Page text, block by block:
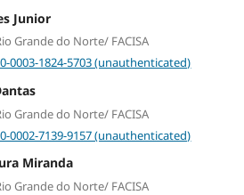
Junior
Grande do Norte/ FACISA
0003-1824-5703 (unauthenticated)
Grande do Norte/ FACISA
0002-7139-9157 (unauthenticated)
Miranda
Grande do Norte/ FACISA